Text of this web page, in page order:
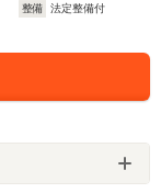
整備
法定整備付